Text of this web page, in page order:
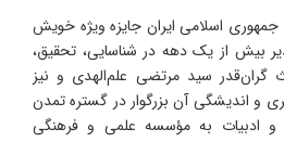
اسلامی ایران جایزه ویژه خویش
بیش از یک دهه در شناسایی، تحقیق،
گران‌قدر سید مرتضی علم‌الهدی و نیز
و اندیشگی آن بزرگوار در گستره تمدن
و ادبیات به مؤسسه علمی و فرهنگی